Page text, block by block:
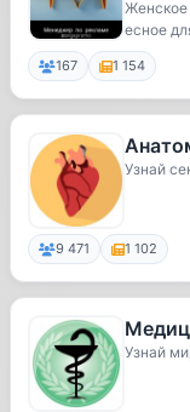
Женское
есное
167 1 154
Узнай
9 471 1 102
Узнай